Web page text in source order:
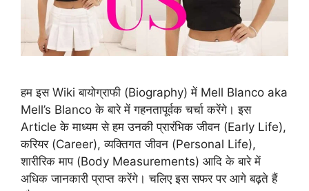
हम इस Wiki बायोग्राफी (Biography) में Mell Blanco aka
Mell’s Blanco के बारे में गहनतापूर्वक चर्चा करेंगे। इस
Article के माध्यम से हम उनकी प्रारंभिक जीवन (Early Life),
करियर (Career), व्यक्तिगत जीवन (Personal Life),
शारीरिक माप (Body Measurements) आदि के बारे में
अधिक जानकारी प्राप्त करेंगे। चलिए इस सफर पर आगे बढ़ते हैं